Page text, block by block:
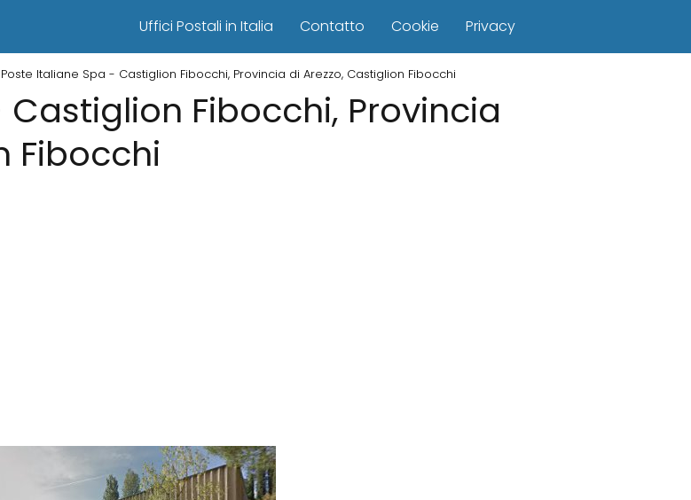
Uffici Postali in Italia Contatto Cookie Privacy
Poste Italiane Spa - Castiglion Fibocchi, Provincia di Arezzo, Castiglion Fibocchi
Fibocchi, Provincia
Fibocchi